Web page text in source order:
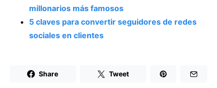
millonarios más famosos
5 claves para convertir seguidores de redes
sociales en clientes
Share Tweet